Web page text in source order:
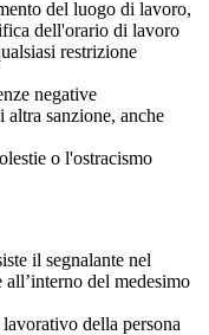
del luogo di lavoro,
dell'orario di lavoro
restrizione
negative
sanzione, anche
o l'ostracismo
il segnalante nel
all’interno del medesimo
della persona